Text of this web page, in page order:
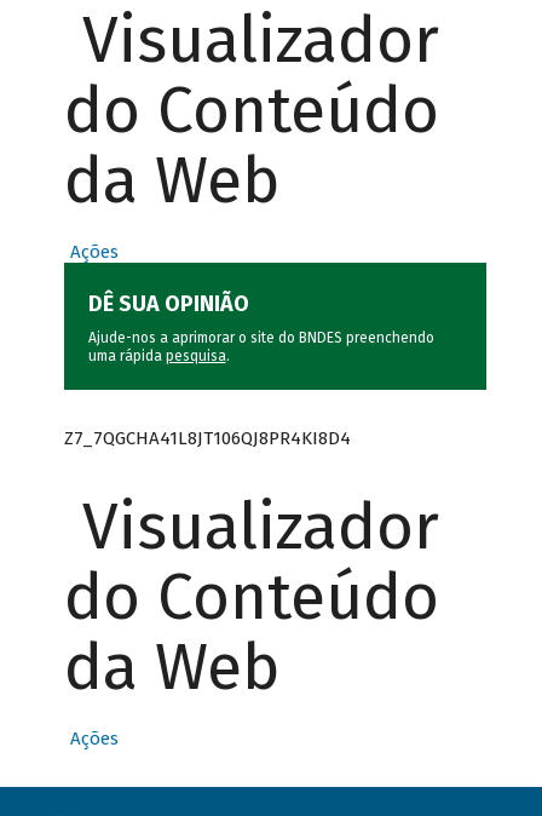
Visualizador
do Conteúdo
da Web
Ações
DÊ SUA OPINIÃO
Ajude-nos a aprimorar o site do BNDES preenchendo
uma rápida pesquisa.
Z7_7QGCHA41L8JT106QJ8PR4KI8D4
Visualizador
do Conteúdo
da Web
Ações